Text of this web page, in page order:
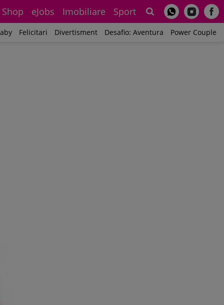
Shop eJobs Imobiliare Sport
Felicitari Divertisment Desafio: Aventura Power Couple